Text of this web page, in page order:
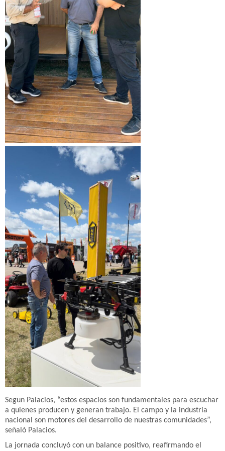
Segun Palacios, “estos espacios son fundamentales para escuchar
a quienes producen y generan trabajo. El campo y la industria
nacional son motores del desarrollo de nuestras comunidades”,
señaló Palacios.
La jornada concluyó con un balance positivo, reafirmando el